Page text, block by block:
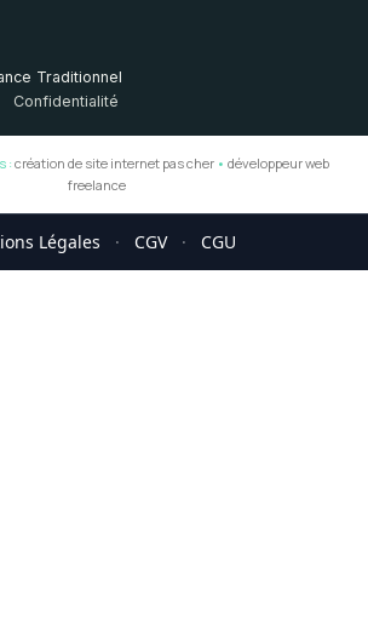
Traditionnel
Confidentialité
:création de site internet pas cher • développeur web
freelance
Légales · CGV · CGU